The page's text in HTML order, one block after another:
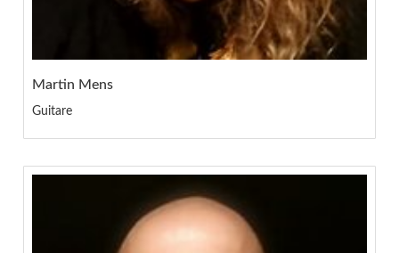
Martin Mens
Guitare